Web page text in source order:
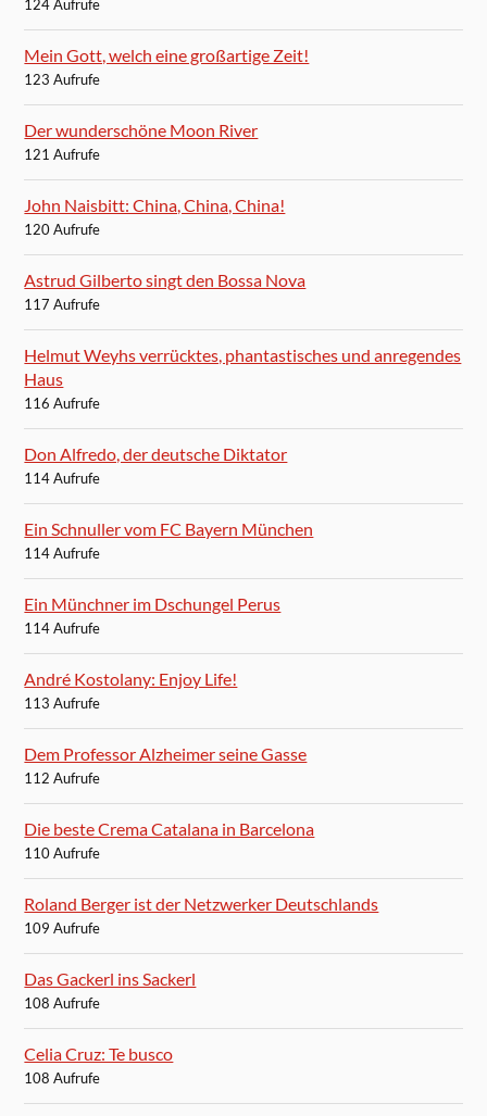
124 Aufrufe
Mein Gott, welch eine großartige Zeit!
123 Aufrufe
Der wunderschöne Moon River
121 Aufrufe
John Naisbitt: China, China, China!
120 Aufrufe
Astrud Gilberto singt den Bossa Nova
117 Aufrufe
Helmut Weyhs verrücktes, phantastisches und anregendes
Haus
116 Aufrufe
Don Alfredo, der deutsche Diktator
114 Aufrufe
Ein Schnuller vom FC Bayern München
114 Aufrufe
Ein Münchner im Dschungel Perus
114 Aufrufe
André Kostolany: Enjoy Life!
113 Aufrufe
Dem Professor Alzheimer seine Gasse
112 Aufrufe
Die beste Crema Catalana in Barcelona
110 Aufrufe
Roland Berger ist der Netzwerker Deutschlands
109 Aufrufe
Das Gackerl ins Sackerl
108 Aufrufe
Celia Cruz: Te busco
108 Aufrufe